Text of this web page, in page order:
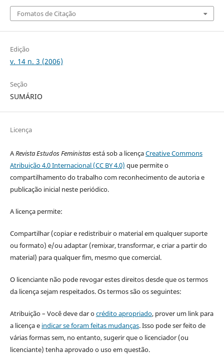
Fomatos de Citação
Edição
v. 14 n. 3 (2006)
Seção
SUMÁRIO
Licença
ARevista Estudos Feministasestá sob a licençaCreative Commons
Atribuição 4.0 Internacional (CC BY 4.0) que permite o
compartilhamento do trabalho com reconhecimento de autoria e
publicação inicial neste periódico.
A licença permite:
Compartilhar (copiar e redistribuir o material em qualquer suporte
ou formato) e/ou adaptar (remixar, transformar, e criar a partir do
material) para qualquer fim, mesmo que comercial.
O licenciante não pode revogar estes direitos desde que os termos
da licença sejam respeitados. Os termos são os seguintes:
Atribuição – Você deve dar ocrédito apropriado, prover um link para
a licença e indicar se foram feitas mudanças. Isso pode ser feito de
várias formas sem, no entanto, sugerir que o licenciador (ou
licenciante) tenha aprovado o uso em questão.